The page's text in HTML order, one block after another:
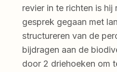
revier in te richten is hij
gesprek gegaan met
structureren van de
bijdragen aan de
door 2 driehoeken om